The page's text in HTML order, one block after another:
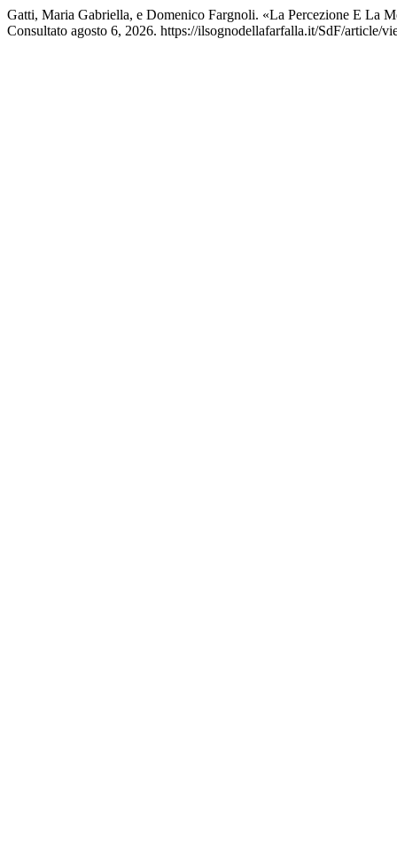
Gatti, Maria Gabriella, e Domenico Fargnoli. «La Percezione E La
Consultato agosto 6, 2026. https://ilsognodellafarfalla.it/SdF/article/